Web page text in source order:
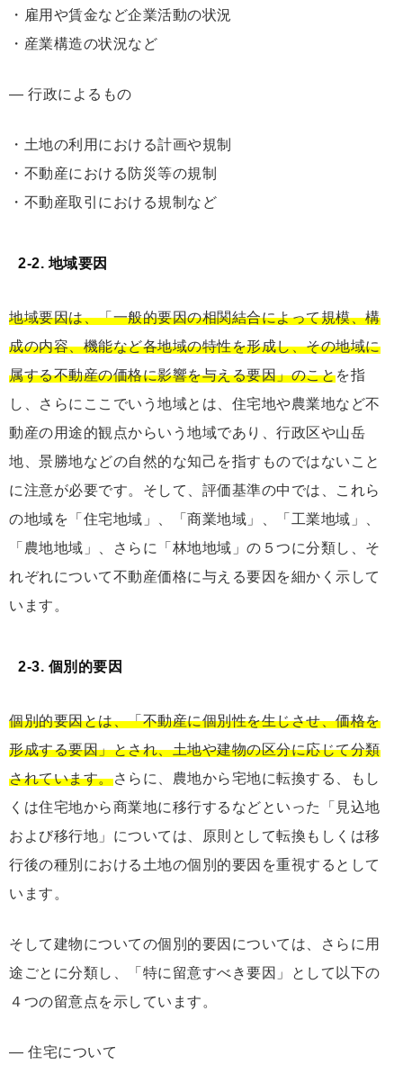
・雇用や賃金など企業活動の状況
・産業構造の状況など
― 行政によるもの
・土地の利用における計画や規制
・不動産における防災等の規制
・不動産取引における規制など
2-2. 地域要因
地域要因は、「⼀般的要因の相関結合によって規模、構
成の内容、機能など各地域の特性を形成し、その地域に
属する不動産の価格に影響を与える要因」のことを指
し、さらにここでいう地域とは、住宅地や農業地など不
動産の⽤途的観点からいう地域であり、⾏政区や⼭岳
地、景勝地などの自然的な知己を指すものではないこと
に注意が必要です。そして、評価基準の中では、これら
の地域を「住宅地域」、「商業地域」、「工業地域」、
「農地地域」、さらに「林地地域」の５つに分類し、そ
れぞれについて不動産価格に与える要因を細かく示して
います。
2-3. 個別的要因
個別的要因とは、「不動産に個別性を⽣じさせ、価格を
形成する要因」とされ、土地や建物の区分に応じて分類
されています。さらに、農地から宅地に転換する、もし
くは住宅地から商業地に移⾏するなどといった「見込地
および移行地」については、原則として転換もしくは移
行後の種別における土地の個別的要因を重視するとして
います。
そして建物についての個別的要因については、さらに⽤
途ごとに分類し、「特に留意すべき要因」として以下の
４つの留意点を示しています。
― 住宅について